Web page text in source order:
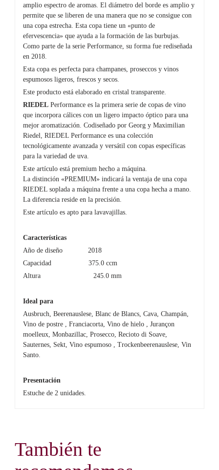
amplio espectro de aromas. El diámetro del borde es amplio y
permite que se liberen de una manera que no se consigue con
una copa estrecha. Esta copa tiene un «punto de
efervescencia» que ayuda a la formación de las burbujas.
Como parte de la serie Performance, su forma fue rediseñada
en 2018.
Esta copa es perfecta para champanes, proseccos y vinos
espumosos ligeros, frescos y secos.
Este producto está elaborado en cristal transparente.
RIEDELPerformance es la primera serie de copas de vino
que incorpora cálices con un ligero impacto óptico para una
mejor aromatización. Codiseñado por Georg y Maximilian
Riedel, RIEDEL Performance es una colección
tecnológicamente avanzada y versátil con copas específicas
para la variedad de uva.
Este artículo está premium hecho a máquina.
La distinción «PREMIUM» indicará la ventaja de una copa
RIEDEL soplada a máquina frente a una copa hecha a mano.
La diferencia reside en la precisión.
Este artículo es apto para lavavajillas.
Características
Año de diseño 2018
Capacidad 375.0 ccm
Altura 245.0 mm
Ideal para
Ausbruch, Beerenauslese, Blanc de Blancs, Cava, Champán,
Vino de postre , Franciacorta, Vino de hielo , Jurançon
moelleux, Monbazillac, Prosecco, Recioto di Soave,
Sauternes, Sekt, Vino espumoso , Trockenbeerenauslese, Vin
Santo.
Presentación
Estuche de 2 unidades.
También te